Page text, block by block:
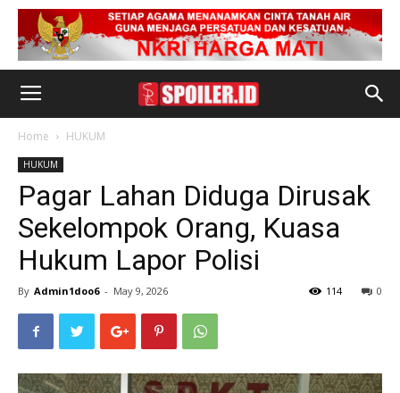
Home HUKUM
HUKUM
Pagar Lahan Diduga Dirusak
Sekelompok Orang, Kuasa
Hukum Lapor Polisi
By Admin1doo6 - May 9, 2026 0
114